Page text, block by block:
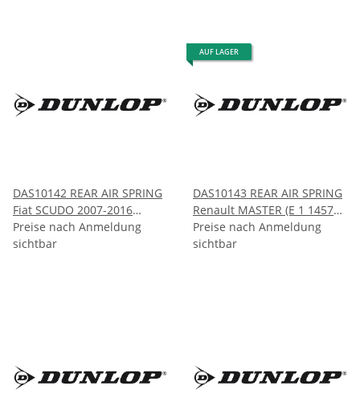
DAS10142 REAR AIR SPRING
Fiat SCUDO 2007-2016
Peugeot EXPERT 2007-2016
Citroen DISPATCH/JUMPY
Preise nach Anmeldung
sichtbar
AUF LAGER
DAS10143 REAR AIR SPRING
Renault MASTER (E 1 1457
00 05) 1997-2010
Preise nach Anmeldung
sichtbar